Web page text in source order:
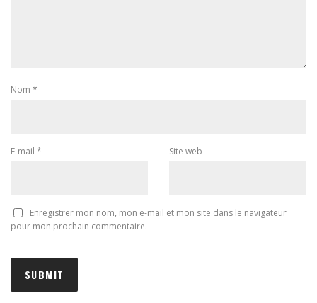
Nom *
E-mail * Site web
Enregistrer mon nom, mon e-mail et mon site dans le navigateur
pour mon prochain commentaire.